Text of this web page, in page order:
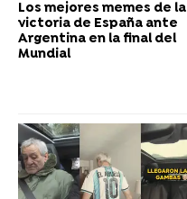
Los mejores memes de la
victoria de España ante
Argentina en la final del
Mundial